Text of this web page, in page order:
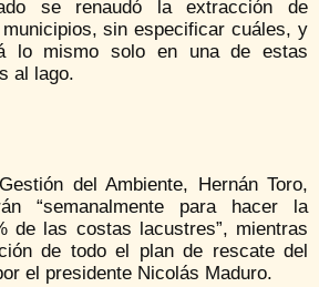
se renaudó la extracción de
sin especificar cuáles, y
lo mismo solo en una de estas
al lago.
del Ambiente, Hernán Toro,
“semanalmente para hacer la
de las costas lacustres”, mientras
de todo el plan de rescate del
el presidente Nicolás Maduro.